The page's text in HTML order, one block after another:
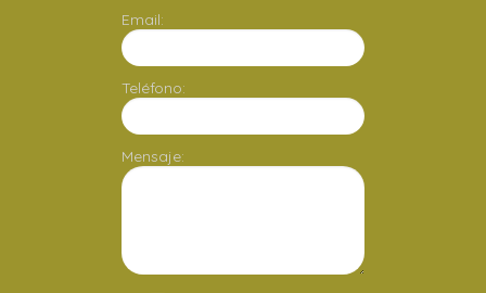
Email:
Teléfono:
Mensaje: